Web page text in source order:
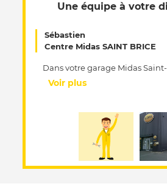
Une équipe à votre
Sébastien
Centre Midas SAINT BRICE
Voir plus